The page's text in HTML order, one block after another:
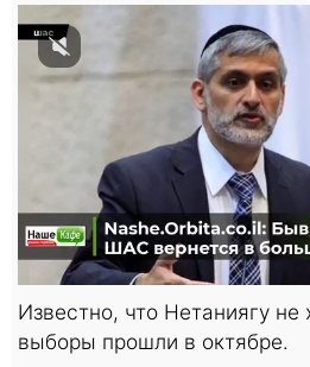
Известно, что Нетаниягу не
выборы прошли в октябре.